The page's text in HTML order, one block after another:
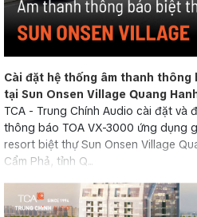
Cài đặt hệ thống âm thanh thông
tại Sun Onsen Village Quang
TCA - Trung Chính Audio cài đặt và
thông báo TOA VX-3000 ứng dụng
resort biệt thự Sun Onsen Village
Cẩm Phả, tỉnh Q...